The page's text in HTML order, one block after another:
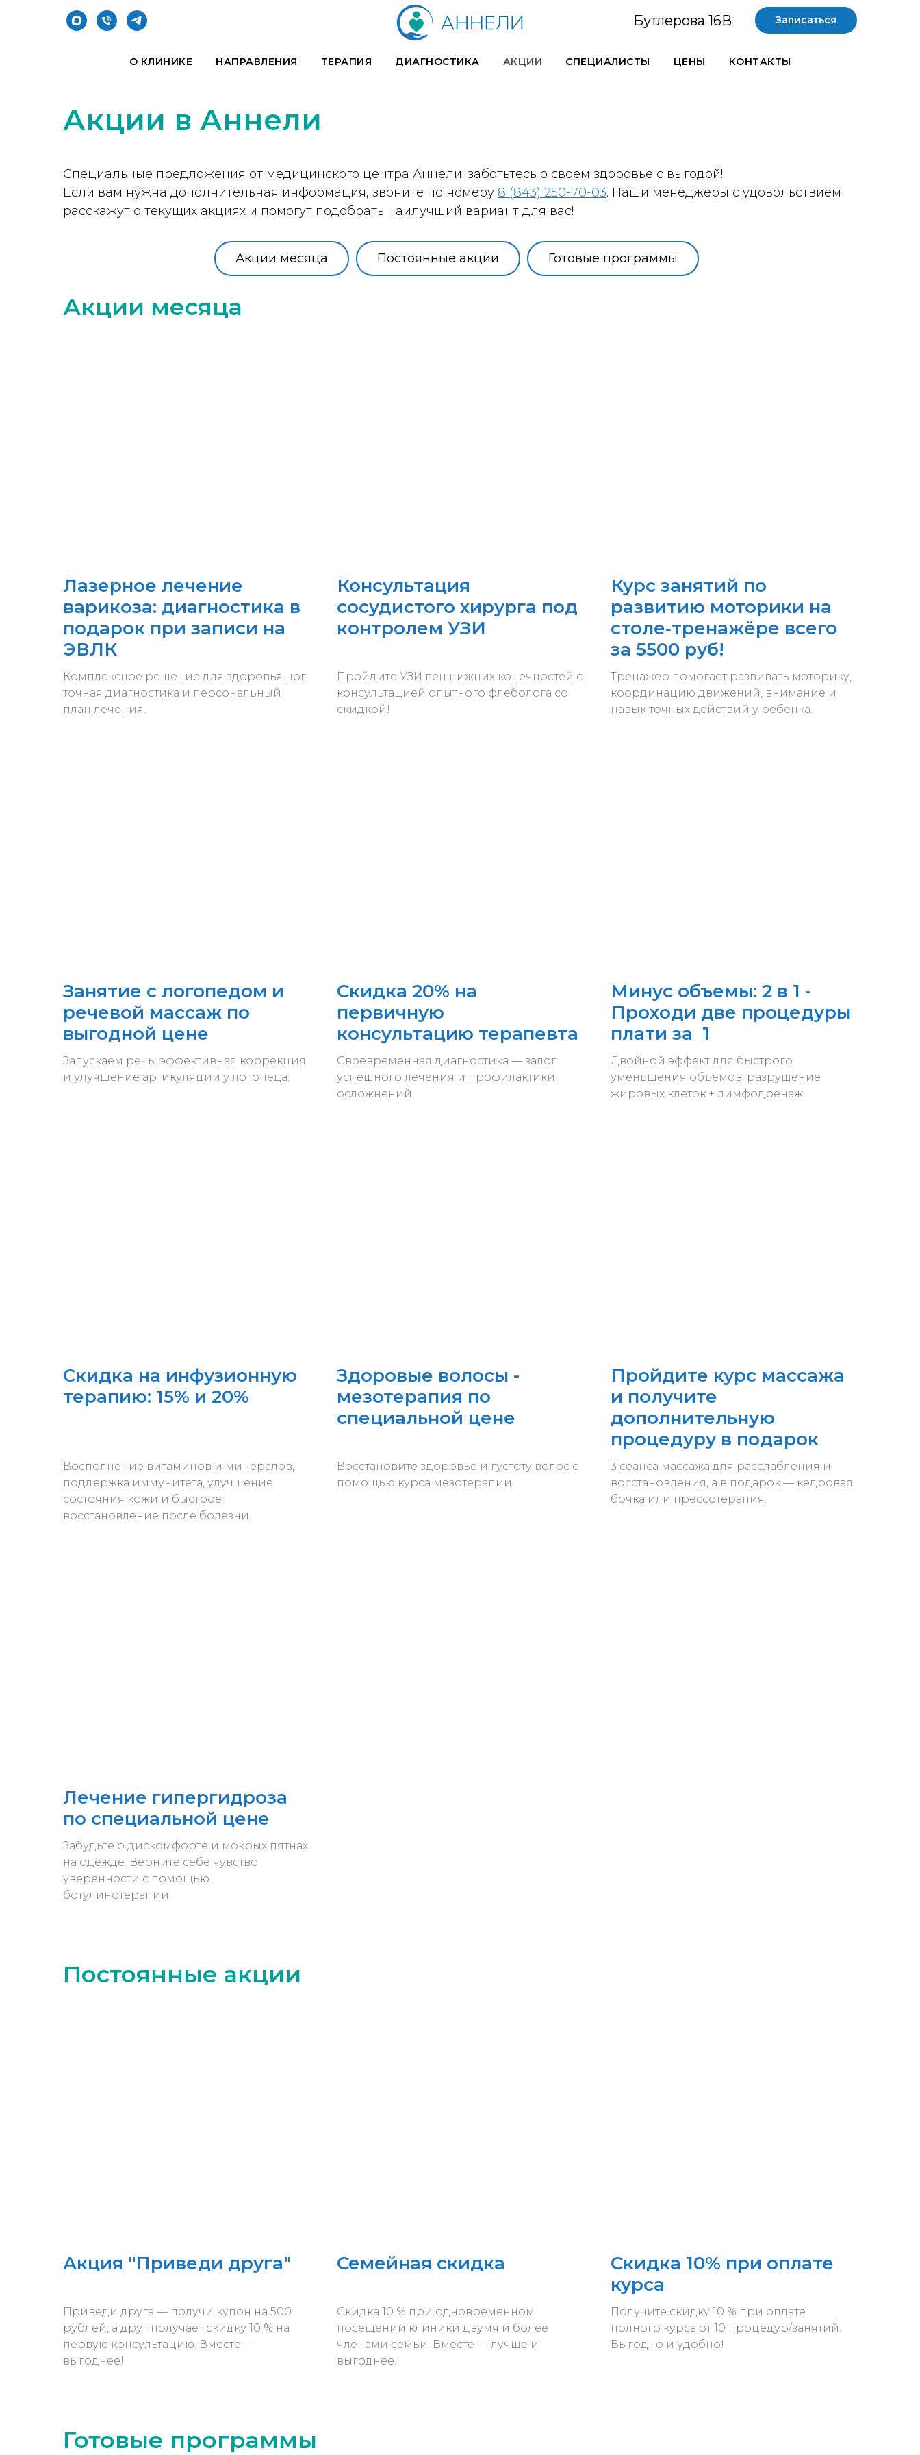
Бутлерова 16В Записаться
О КЛИНИКЕ НАПРАВЛЕНИЯ ТЕРАПИЯ ДИАГНОСТИКА АКЦИИ СПЕЦИАЛИСТЫ ЦЕНЫ КОНТАКТЫ
Акции в Аннели
Специальные предложения от медицинского центра Аннели: заботьтесь о своем здоровье с выгодой!
Если вам нужна дополнительная информация, звоните по номеру 8 (843) 250-70-03. Наши менеджеры с удовольствием
расскажут о текущих акциях и помогут подобрать наилучший вариант для вас!
Акции месяца Постоянные акции Готовые программы
Акции месяца
Лазерное лечение
варикоза: диагностика в
подарок при записи на
ЭВЛК
Комплексное решение для здоровья ног:
точная диагностика и персональный
план лечения.
Консультация
сосудистого хирурга под
контролем УЗИ
Пройдите УЗИ вен нижних конечностей с
консультацией опытного флеболога со
скидкой!
Курс занятий по
развитию моторики на
столе‑тренажёре всего
за 5500 руб!
Тренажер помогает развивать моторику,
координацию движений, внимание и
навык точных действий у ребенка.
Занятие с логопедом и
речевой массаж по
выгодной цене
Запускаем речь: эффективная коррекция
и улучшение артикуляции у логопеда.
Скидка 20% на
первичную
консультацию терапевта
Своевременная диагностика — залог
успешного лечения и профилактики
осложнений.
Минус объемы: 2 в 1 -
Проходи две процедуры
плати за 1
Двойной эффект для быстрого
уменьшения объёмов: разрушение
жировых клеток + лимфодренаж.
Скидка на инфузионную
терапию: 15% и 20%
Восполнение витаминов и минералов,
поддержка иммунитета, улучшение
состояния кожи и быстрое
восстановление после болезни.
Здоровые волосы -
мезотерапия по
специальной цене
Восстановите здоровье и густоту волос с
помощью курса мезотерапии.
Пройдите курс массажа
и получите
дополнительную
процедуру в подарок
3 сеанса массажа для расслабления и
восстановления, а в подарок — кедровая
бочка или прессотерапия.
Лечение гипергидроза
по специальной цене
Забудьте о дискомфорте и мокрых пятнах
на одежде. Верните себе чувство
уверенности с помощью
ботулинотерапии.
Постоянные акции
Акция "Приведи друга"
Приведи друга — получи купон на 500
рублей, а друг получает скидку 10 % на
первую консультацию. Вместе —
выгоднее!
Семейная скидка
Скидка 10 % при одновременном
посещении клиники двумя и более
членами семьи. Вместе — лучше и
выгоднее!
Скидка 10% при оплате
курса
Получите скидку 10 % при оплате
полного курса от 10 процедур/занятий!
Выгодно и удобно!
Готовые программы